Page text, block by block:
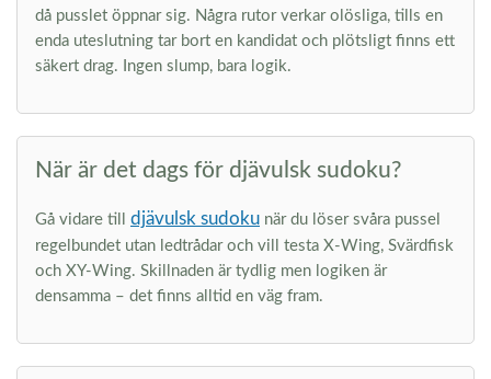
då pusslet öppnar sig. Några rutor verkar olösliga, tills en
enda uteslutning tar bort en kandidat och plötsligt finns ett
säkert drag. Ingen slump, bara logik.
När är det dags för djävulsk sudoku?
Gå vidare till djävulsk sudoku när du löser svåra pussel
regelbundet utan ledtrådar och vill testa X-Wing, Svärdfisk
och XY-Wing. Skillnaden är tydlig men logiken är
densamma – det finns alltid en väg fram.